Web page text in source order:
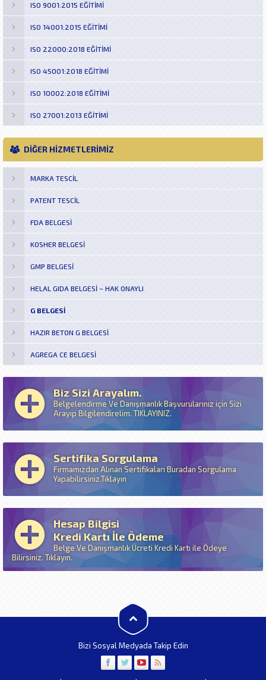
ISO 9001:2015 EĞİTİMİ
ISO 14001:2015 EĞİTİMİ
ISO 22000:2018 EĞİTİMİ
ISO 45001:2018 EĞİTİMİ
ISO 10002:2018 EĞITIMI
ISO 27001:2013 EĞİTİMİ
DİĞER HİZMETLERİMİZ
MARKA TESCIL
PATENT TESCIL
FDA BELGESI
KOSHER BELGESI
GMP BELGESI
HELAL GIDA BELGESI – HAK ONAYLI
G BELGESI
HAZIR BETON G BELGESI
AGREGA CE BELGESI
Biz Sizi Arayalım.
Belgelendirme Ve Danışmanlık Başvurularınız için Sizi
Arayıp Bilgilendirelim. TIKLAYINIZ.
Sertifika Sorgulama
Firmamızdan Alınan Sertifikaları Buradan Sorgulama
Yapabilirsiniz.Tıklayın
Hesap Bilgisi
Kredi Kartı İle Ödeme
Belge Ve Danışmanlık Ücreti Kredi Kartı ile Ödeye
Bilirsiniz. Tıklayın.
Bizi Sosyal Medyada Takip Edin